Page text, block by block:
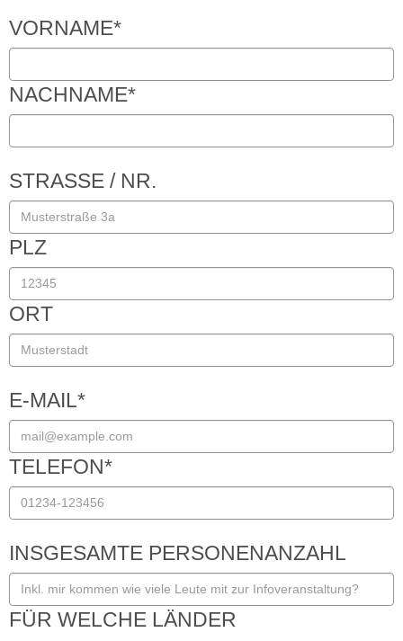
VORNAME*
NACHNAME*
STRASSE / NR.
PLZ
ORT
E-MAIL*
TELEFON*
INSGESAMTE PERSONENANZAHL
FÜR WELCHE LÄNDER